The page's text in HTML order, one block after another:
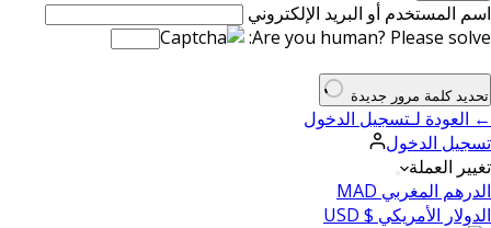
اسم المستخدم أو البريد الإلكتروني
Are you human? Please solve:
تحديد كلمة مرور جديدة
← العودة لـتسجيل الدخول
تسجيل الدخول
تغيير العملة
الدرهم المغربي MAD
الدولار الأمريكي $ USD